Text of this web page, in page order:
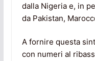
dalla Nigeria e, in
da Pakistan,
A fornire questa
con numeri al